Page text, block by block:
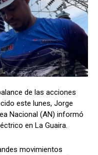
de las acciones
este lunes, Jorge
Nacional (AN) informó
en La Guaira.
movimientos